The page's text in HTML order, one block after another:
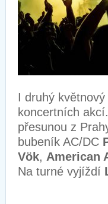
I druhý
koncertních
přesunou z
bubeník AC/DC
Vök, American
Na turné vyjíždí